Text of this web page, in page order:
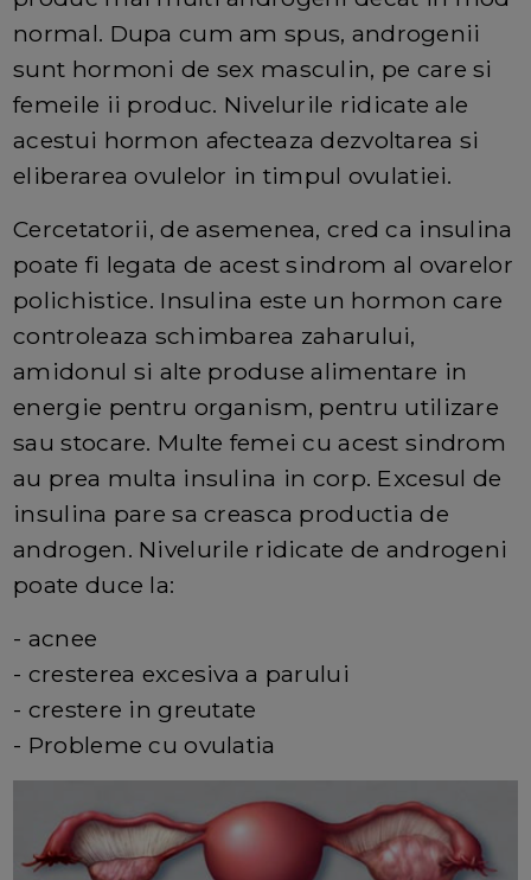
normal. Dupa cum am spus, androgenii
sunt hormoni de sex masculin, pe care si
femeile ii produc. Nivelurile ridicate ale
acestui hormon afecteaza dezvoltarea si
eliberarea ovulelor in timpul ovulatiei.
Cercetatorii, de asemenea, cred ca insulina
poate fi legata de acest sindrom al ovarelor
polichistice. Insulina este un hormon care
controleaza schimbarea zaharului,
amidonul si alte produse alimentare in
energie pentru organism, pentru utilizare
sau stocare. Multe femei cu acest sindrom
au prea multa insulina in corp. Excesul de
insulina pare sa creasca productia de
androgen. Nivelurile ridicate de androgeni
poate duce la:
- acnee
- cresterea excesiva a parului
- crestere in greutate
- Probleme cu ovulatia